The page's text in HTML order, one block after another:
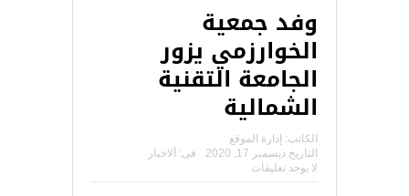
وفد جمعية
الخوارزمي يزور
الجامعة التقنية
الشمالية
الكاتب: إدارة الموقع
التاريخ ديسمبر 17, 2020 فى: ألاخبار
لا يوجد تعليقات